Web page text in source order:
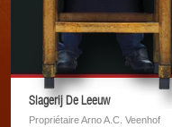
Slagerij De Leeuw
Propriétaire Arno A.C. Veenhof